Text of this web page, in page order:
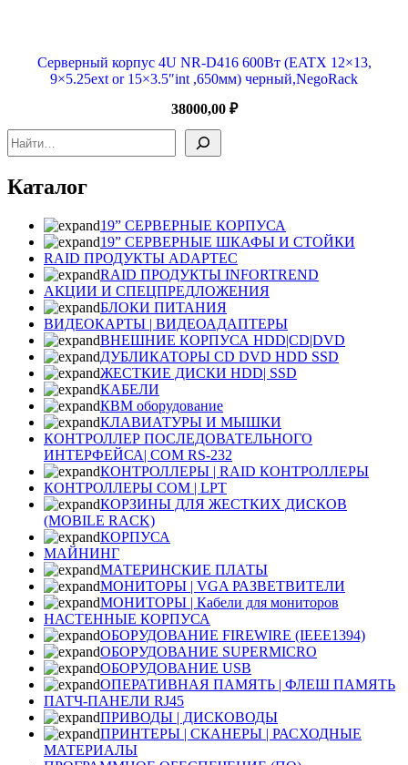
Серверный корпус 4U NR-D416 600Вт (EATX 12×13,
9×5.25ext or 15×3.5″int ,650мм) черный,NegoRack
38000,00 ₽
Поиск
Каталог
19” СЕРВЕРНЫЕ КОРПУСА
19” СЕРВЕРНЫЕ ШКАФЫ И СТОЙКИ
RAID ПРОДУКТЫ ADAPTEC
RAID ПРОДУКТЫ INFORTREND
АКЦИИ И СПЕЦПРЕДЛОЖЕНИЯ
БЛОКИ ПИТАНИЯ
ВИДЕОКАРТЫ | ВИДЕОАДАПТЕРЫ
ВНЕШНИЕ КОРПУСА HDD|CD|DVD
ДУБЛИКАТОРЫ CD DVD HDD SSD
ЖЕСТКИЕ ДИСКИ HDD| SSD
КАБЕЛИ
КВМ оборудование
КЛАВИАТУРЫ И МЫШКИ
КОНТРОЛЛЕР ПОСЛЕДОВАТЕЛЬНОГО
ИНТЕРФЕЙСА| COM RS-232
КОНТРОЛЛЕРЫ | RAID КОНТРОЛЛЕРЫ
КОНТРОЛЛЕРЫ COM | LPT
КОРЗИНЫ ДЛЯ ЖЕСТКИХ ДИСКОВ
(MOBILE RACK)
КОРПУСА
МАЙНИНГ
МАТЕРИНСКИЕ ПЛАТЫ
МОНИТОРЫ | VGA РАЗВЕТВИТЕЛИ
МОНИТОРЫ | Кабели для мониторов
НАСТЕННЫЕ КОРПУСА
ОБОРУДОВАНИЕ FIREWIRE (IEEE1394)
ОБОРУДОВАНИЕ SUPERMICRO
ОБОРУДОВАНИЕ USB
ОПЕРАТИВНАЯ ПАМЯТЬ | ФЛЕШ ПАМЯТЬ
ПАТЧ-ПАНЕЛИ RJ45
ПРИВОДЫ | ДИСКОВОДЫ
ПРИНТЕРЫ | СКАНЕРЫ | РАСХОДНЫЕ
МАТЕРИАЛЫ